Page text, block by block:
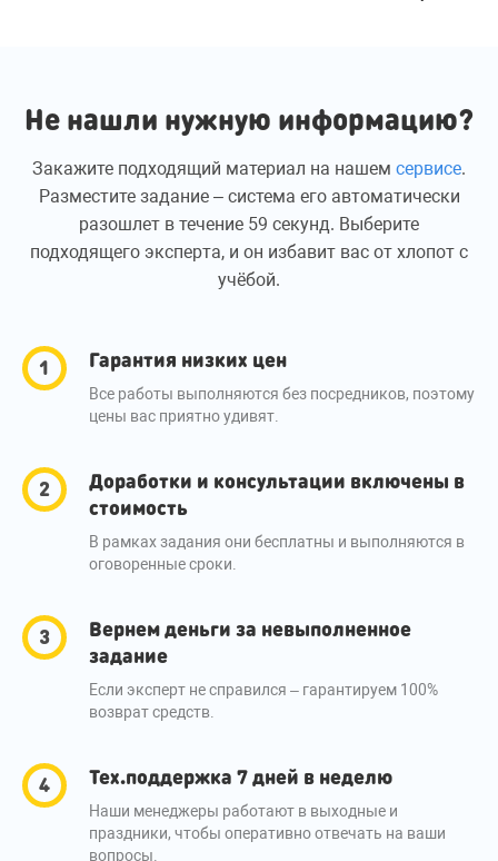
Не нашли нужную информацию?
Закажите подходящий материал на нашем сервисе.
Разместите задание – система его автоматически
разошлет в течение 59 секунд. Выберите
подходящего эксперта, и он избавит вас от хлопот с
учёбой.
Гарантия низких цен
Все работы выполняются без посредников, поэтому
цены вас приятно удивят.
Доработки и консультации включены в
стоимость
В рамках задания они бесплатны и выполняются в
оговоренные сроки.
Вернем деньги за невыполненное
задание
Если эксперт не справился – гарантируем 100%
возврат средств.
Тех.поддержка 7 дней в неделю
Наши менеджеры работают в выходные и
праздники, чтобы оперативно отвечать на ваши
вопросы.